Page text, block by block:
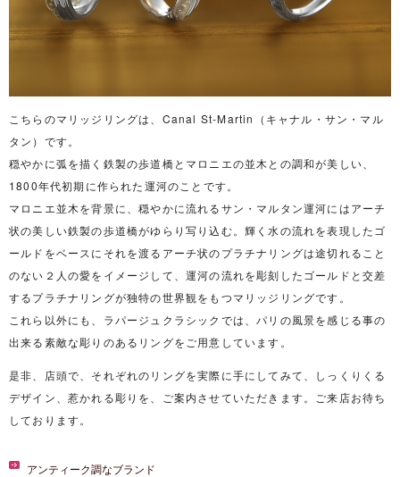
こちらのマリッジリングは、Canal St-Martin（キャナル・サン・マル
タン）です。
穏やかに弧を描く鉄製の歩道橋とマロニエの並木との調和が美しい、
1800年代初期に作られた運河のことです。
マロニエ並木を背景に、穏やかに流れるサン・マルタン運河にはアーチ
状の美しい鉄製の歩道橋がゆらり写り込む。輝く水の流れを表現したゴ
ールドをベースにそれを渡るアーチ状のプラチナリングは途切れること
のない２人の愛をイメージして、運河の流れを彫刻したゴールドと交差
するプラチナリングが独特の世界観をもつマリッジリングです。
これら以外にも、ラパージュクラシックでは、パリの風景を感じる事の
出来る素敵な彫りのあるリングをご用意しています。
是非、店頭で、それぞれのリングを実際に手にしてみて、しっくりくる
デザイン、惹かれる彫りを、ご案内させていただきます。ご来店お待ち
しております。
アンティーク調なブランド